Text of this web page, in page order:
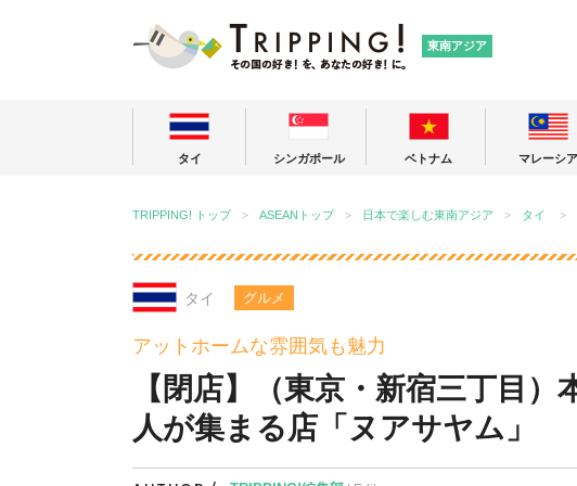
東南アジア
タイ シンガポール ベトナム マレーシア
TRIPPING! トップ ASEANトップ 日本で楽しむ東南アジア タイ
タイ グルメ
アットホームな雰囲気も魅力
【閉店】（東京・新宿三丁目
人が集まる店「ヌアサヤム」